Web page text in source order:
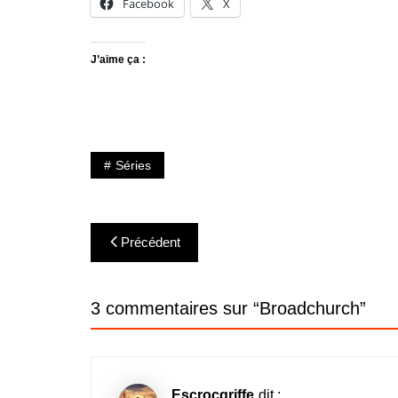
Facebook X
J’aime ça :
Séries
Navigation
de
l’article
Précédent
3 commentaires sur “Broadchurch”
Escrocgriffe dit :